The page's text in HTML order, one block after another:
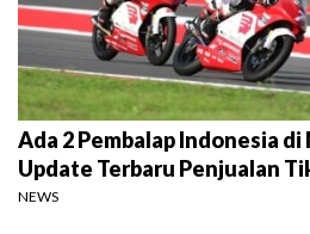
Ada 2 Pembalap Indonesia
Update Terbaru Penjualan
NEWS